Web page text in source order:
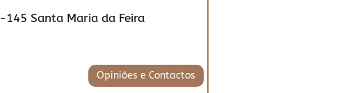
145 Santa Maria da Feira
Opiniões e Contactos